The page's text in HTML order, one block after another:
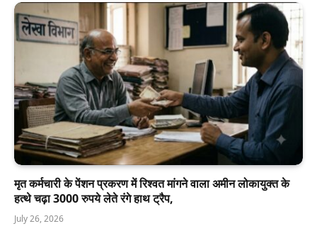
मृत कर्मचारी के पेंशन प्रकरण में रिश्वत मांगने वाला अमीन लोकायुक्त के
हत्थे चढ़ा 3000 रुपये लेते रंगे हाथ ट्रैप,
July 26, 2026